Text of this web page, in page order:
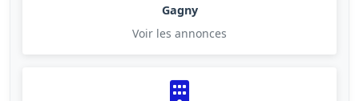
Gagny
Voir les annonces